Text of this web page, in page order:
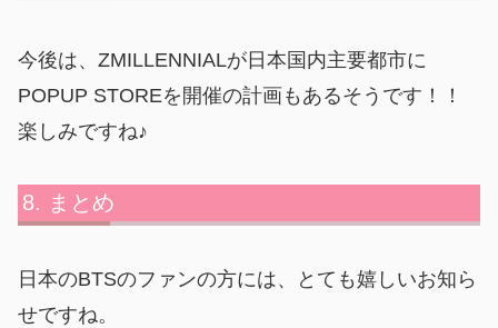
今後は、ZMILLENNIALが日本国内主要都市に
POPUP STOREを開催の計画もあるそうです！！
楽しみですね♪
まとめ
日本のBTSのファンの方には、とても嬉しいお知ら
せですね。